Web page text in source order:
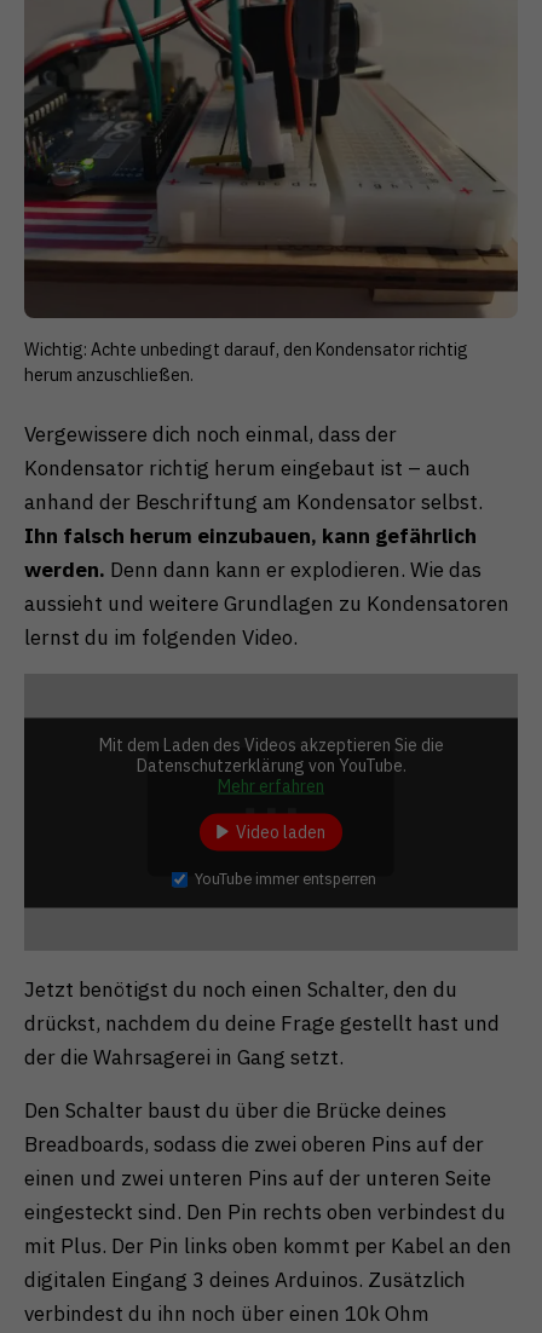
Wichtig: Achte unbedingt darauf, den Kondensator richtig
herum anzuschließen.
Vergewissere dich noch einmal, dass der
Kondensator richtig herum eingebaut ist – auch
anhand der Beschriftung am Kondensator selbst.
Ihn falsch herum einzubauen, kann gefährlich
werden. Denn dann kann er explodieren. Wie das
aussieht und weitere Grundlagen zu Kondensatoren
lernst du im folgenden Video.
Mit dem Laden des Videos akzeptieren Sie die
Datenschutzerklärung von YouTube.
Mehr erfahren
Video laden
YouTube immer entsperren
Jetzt benötigst du noch einen Schalter, den du
drückst, nachdem du deine Frage gestellt hast und
der die Wahrsagerei in Gang setzt.
Den Schalter baust du über die Brücke deines
Breadboards, sodass die zwei oberen Pins auf der
einen und zwei unteren Pins auf der unteren Seite
eingesteckt sind. Den Pin rechts oben verbindest du
mit Plus. Der Pin links oben kommt per Kabel an den
digitalen Eingang 3 deines Arduinos. Zusätzlich
verbindest du ihn noch über einen 10k Ohm